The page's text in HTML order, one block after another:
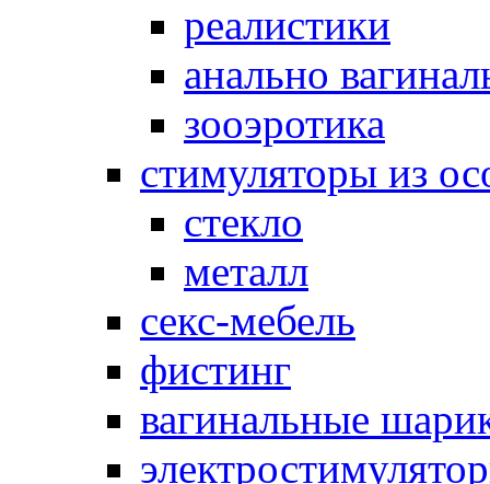
реалистики
анально
зооэротика
стимуляторы из
стекло
металл
секс-мебель
фистинг
вагинальные